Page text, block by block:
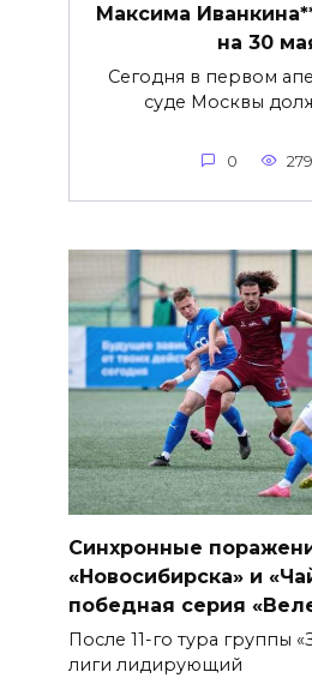
Максима
на 30
Сегодня в первом
суде Москвы
0 279
Синхронные
«Новосибирска» и
победная серия
После 11-го тура группы
лиги лидирующий